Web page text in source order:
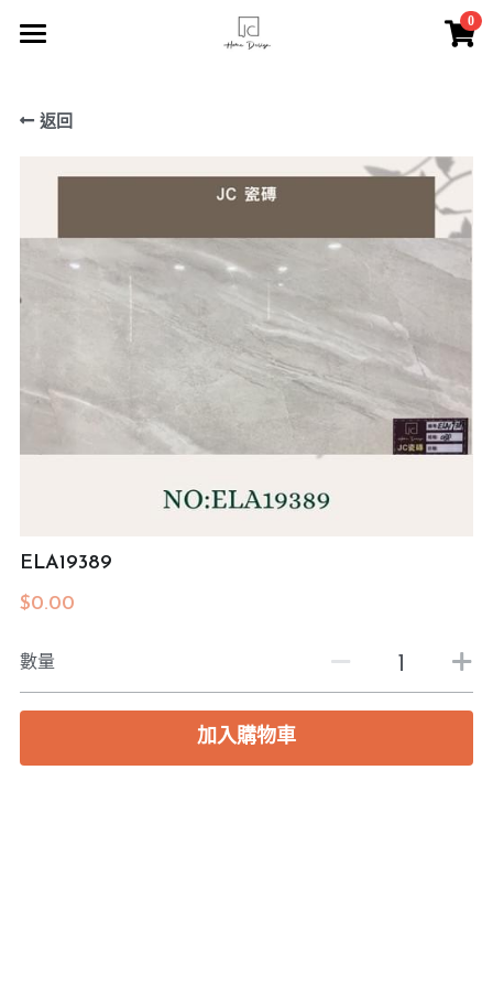
0
索取報價
JC瓷磚
FACEBOOK專頁
註冊
預約度尺
返回
ELA19389
$0.00
數量
加入購物車
×
商品分類
所有商品分類